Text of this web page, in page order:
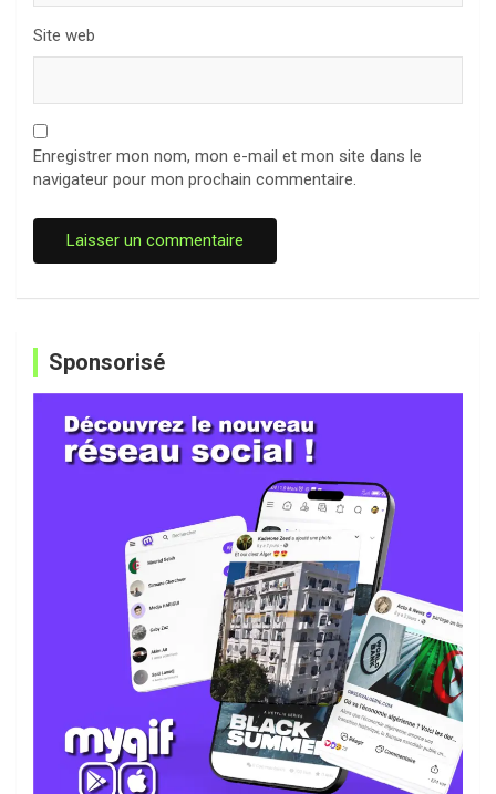
Site web
Enregistrer mon nom, mon e-mail et mon site dans le
navigateur pour mon prochain commentaire.
Sponsorisé